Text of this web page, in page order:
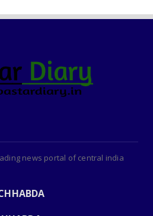
news portal of central india